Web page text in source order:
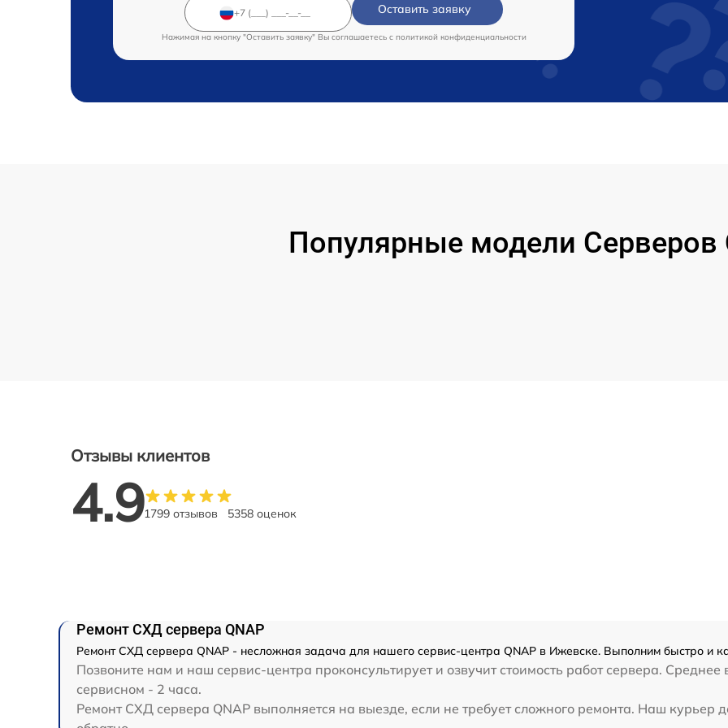
Оставить заявку
Нажимая на кнопку "Оставить заявку" Вы соглашаетесь c политикой конфиденциальности
Популярные модели Серверов
Отзывы клиентов
4.91799 отзывов 5358 оценок
Ремонт СХД сервера QNAP
Ремонт СХД сервера QNAP - несложная задача для нашего сервис-центра QNAP в Ижевске. Выполним быстро и
Позвоните нам и наш сервис-центра проконсультирует и озвучит стоимость работ сервера.
сервисном - 2 часа.
Ремонт СХД сервера QNAP выполняется на выезде, если не требует сложного ремонта. Наш курьер